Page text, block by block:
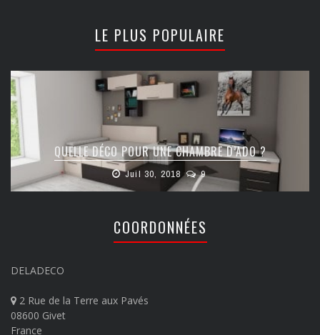
LE PLUS POPULAIRE
QUELLE DÉCO POUR UNE CHAMBRE D’ADO ?
Juil 30, 2018 9
COORDONNÉES
DELADECO
2 Rue de la Terre aux Pavés
08600 Givet
France